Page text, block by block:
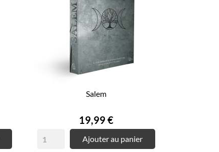
Salem
Prix
19,99 €
Ajouter au panier